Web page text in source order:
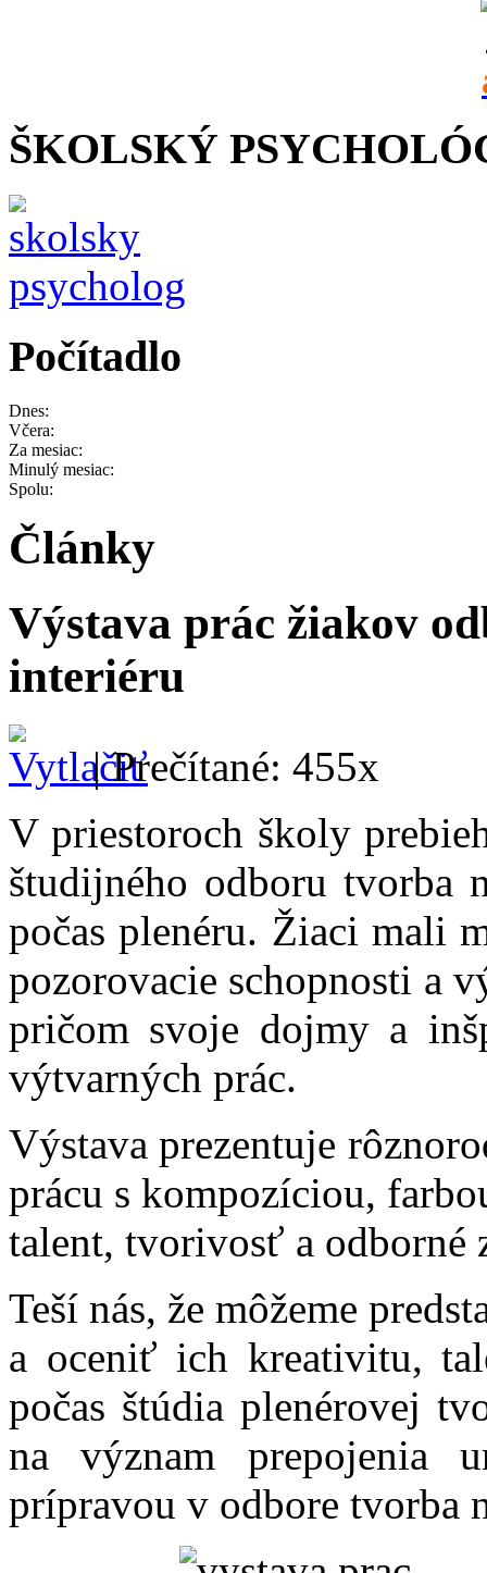
ŠKOLSKÝ
Počítadlo
Dnes:
Včera:
Za mesiac:
Minulý mesiac:
Spolu:
Články
Výstava prác žiakov
interiéru
| Prečítané: 455x
V priestoroch školy
študijného odboru tvorba
počas plenéru. Žiaci mali
pozorovacie schopnosti a
pričom svoje dojmy a
výtvarných prác.
Výstava prezentuje
prácu s kompozíciou,
talent, tvorivosť a odborné
Teší nás, že môžeme
a oceniť ich kreativitu,
počas štúdia plenérovej
na význam prepojenia
prípravou v odbore tvorba